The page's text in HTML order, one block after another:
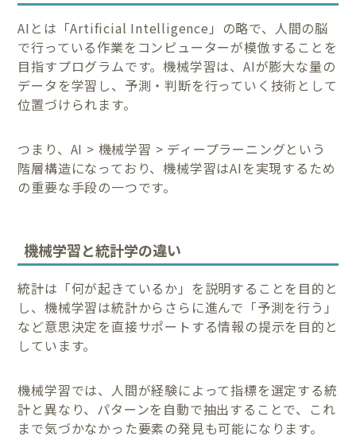
AIとは「Artificial Intelligence」の略で、人間の脳
で行っている作業をコンピューターが模倣することを
目指すプログラムです。機械学習は、AIが膨大な量の
データを学習し、予測・判断を行っていく技術として
位置づけられます。
つまり、AI > 機械学習 > ディープラーニングという
階層構造になっており、機械学習はAIを実現するため
の重要な手段の一つです。
機械学習と統計学の違い
統計は「何が起きているか」を説明することを目的と
し、機械学習は統計からさらに進んで「予測を行う」
など意思決定を直接サポートする情報の提示を目的と
しています。
機械学習では、人間が経験によって指標を選定する統
計と異なり、パターンを自動で抽出することで、これ
まで気づかなかった要素の発見も可能になります。